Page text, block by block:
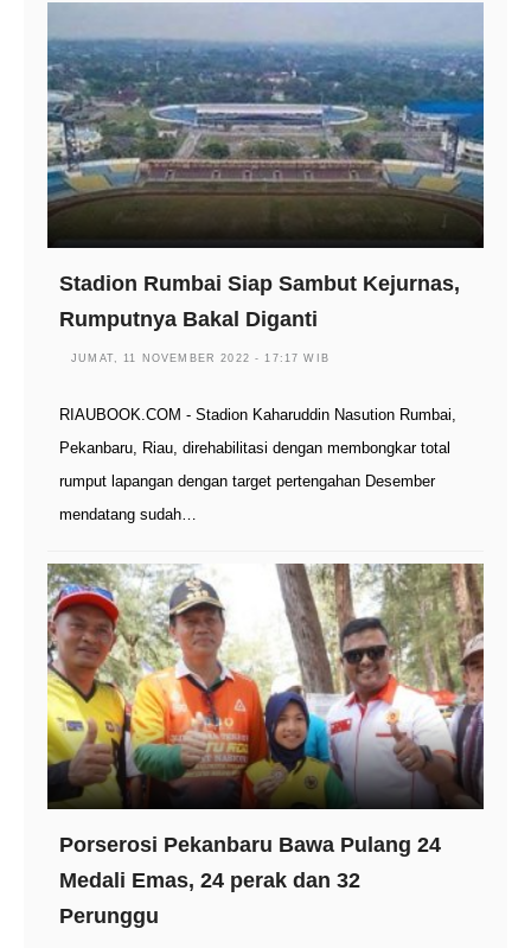
Stadion Rumbai Siap Sambut Kejurnas,
Rumputnya Bakal Diganti
JUMAT, 11 NOVEMBER 2022 - 17:17 WIB
RIAUBOOK.COM - Stadion Kaharuddin Nasution Rumbai,
Pekanbaru, Riau, direhabilitasi dengan membongkar total
rumput lapangan dengan target pertengahan Desember
mendatang sudah…
Porserosi Pekanbaru Bawa Pulang 24
Medali Emas, 24 perak dan 32
Perunggu